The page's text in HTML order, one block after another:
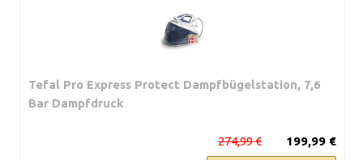
Tefal Pro Express Protect Dampfbügelstation, 7,6
Bar Dampfdruck
199,99 €
274,99 €